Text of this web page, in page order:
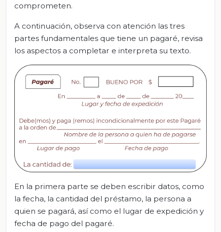
comprometen.
A continuación, observa con atención las tres
partes fundamentales que tiene un pagaré, revisa
los aspectos a completar e interpreta su texto.
En la primera parte se deben escribir datos, como
la fecha, la cantidad del préstamo, la persona a
quien se pagará, así como el lugar de expedición y
fecha de pago del pagaré.